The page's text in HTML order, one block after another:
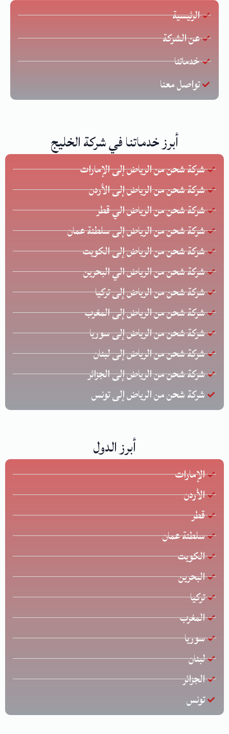
الرئيسية
عن الشركة
خدماتنا
تواصل معنا
أبرز خدماتنا في شركة الخليج
شركة شحن من الرياض إلى الإمارات
شركة شحن من الرياض إلى الأردن
شركة شحن من الرياض الي قطر
شركة شحن من الرياض إلى سلطنة عمان
شركة شحن من الرياض إلى الكويت
شركة شحن من الرياض الي البحرين
شركة شحن من الرياض إلى تركيا
شركة شحن من الرياض إلى المغرب
شركة شحن من الرياض إلى سوريا
شركة شحن من الرياض إلى لبنان
شركة شحن من الرياض إلى الجزائر
شركة شحن من الرياض إلى تونس
أبرز الدول
الإمارات
الأردن
قطر
سلطنة عمان
الكويت
البحرين
تركيا
المغرب
سوريا
لبنان
الجزائر
تونس